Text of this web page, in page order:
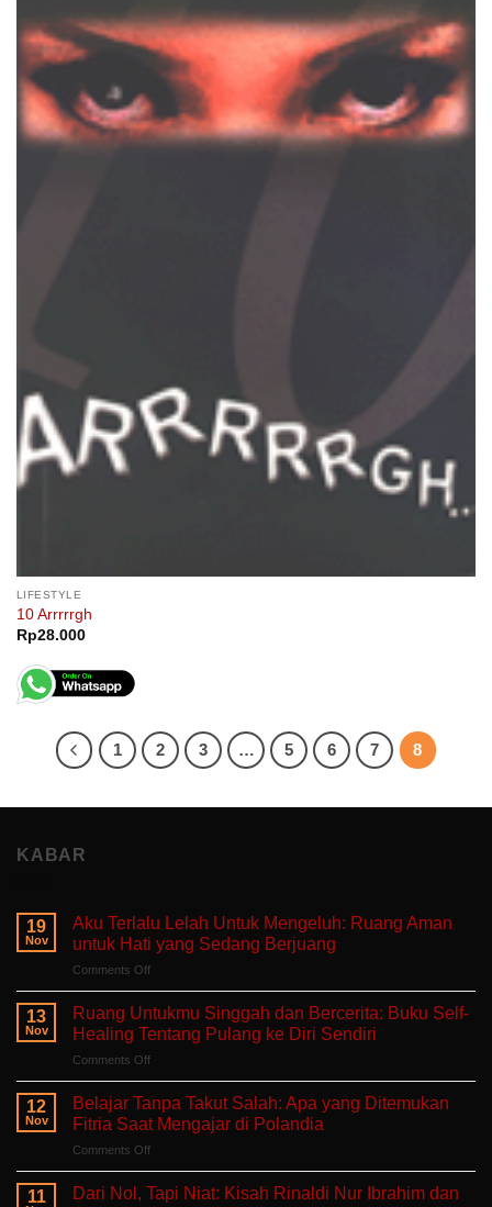
LIFESTYLE
10 Arrrrrgh
Rp28.000
1 2 3 … 5 6 7 8
KABAR
19
Nov
Aku Terlalu Lelah Untuk Mengeluh: Ruang Aman
untuk Hati yang Sedang Berjuang
Comments Offon
Terlalu
Untuk
Mengeluh:
Ruang
Aman
untuk
Sedang
Berjuang
13
Nov
Ruang Untukmu Singgah dan Bercerita: Buku Self-
Healing Tentang Pulang ke Diri Sendiri
Comments Offon
Untukmu
Singgah
dan
Bercerita:
Buku
Self-
12
Nov
Belajar Tanpa Takut Salah: Apa yang Ditemukan
Fitria Saat Mengajar di Polandia
Comments Offon
Tanpa
Takut
11
Dari Nol, Tapi Niat: Kisah Rinaldi Nur Ibrahim dan